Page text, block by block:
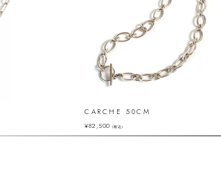
CARCHE 50CM
¥82,500 （税込）